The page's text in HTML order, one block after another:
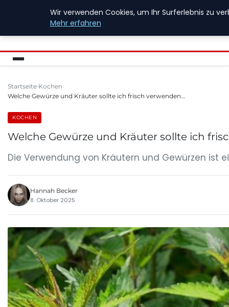
FIREWALLINFO
Startseite Kochen
Welche Gewürze und Kräuter sollte ich frisch verwenden…
KOCHEN
Welche Gewürze und Kräuter sollte ich
Die Verwendung von Kräutern und Gewürzen ist
Hannah Becker
8. Oktober 2025
Wir verwenden Cookies, um Ihr Surferlebnis zu
Mehr erfahren